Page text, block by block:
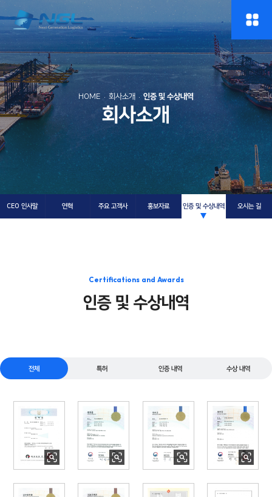
HOME 회사소개 인증 및 수상내역
회사소개
CEO 인사말 연혁 주요 고객사 홍보자료 인증 및 수상내역 오시는 길
Certifications and Awards
인증 및 수상내역
전체 특허 인증 내역 수상 내역